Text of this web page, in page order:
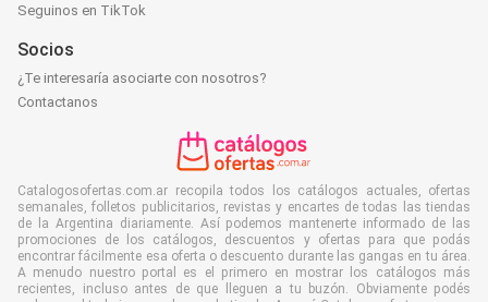
Seguinos en TikTok
Socios
¿Te interesaría asociarte con nosotros?
Contactanos
Catalogosofertas.com.ar recopila todos los catálogos actuales, ofertas
semanales, folletos publicitarios, revistas y encartes de todas las tiendas
de la Argentina diariamente. Así podemos mantenerte informado de las
promociones de los catálogos, descuentos y ofertas para que podás
encontrar fácilmente esa oferta o descuento durante las gangas en tu área.
A menudo nuestro portal es el primero en mostrar los catálogos más
recientes, incluso antes de que lleguen a tu buzón. Obviamente podés